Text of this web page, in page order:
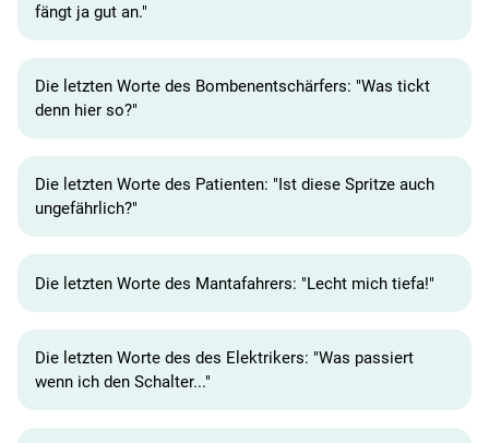
fängt ja gut an."
Die letzten Worte des Bombenentschärfers: "Was tickt
denn hier so?"
Die letzten Worte des Patienten: "Ist diese Spritze auch
ungefährlich?"
Die letzten Worte des Mantafahrers: "Lecht mich tiefa!"
Die letzten Worte des des Elektrikers: "Was passiert
wenn ich den Schalter..."